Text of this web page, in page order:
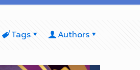
Tags Authors